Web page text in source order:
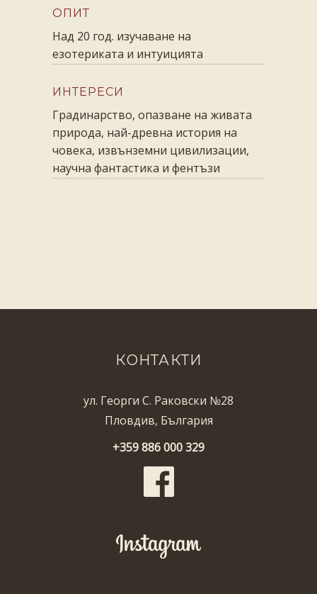
ОПИТ
Над 20 год. изучаване на
езотериката и интуицията
ИНТЕРЕСИ
Градинарство, опазване на живата
природа, най-древна история на
човека, извънземни цивилизации,
научна фантастика и фентъзи
КОНТАКТИ
ул. Георги С. Раковски №28
Пловдив, България
+359 886 000 329